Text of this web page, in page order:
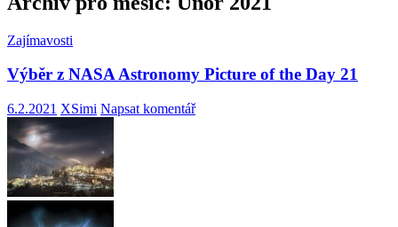
Zajímavosti
Výběr z NASA Astronomy Picture of the Day 21
6.2.2021 XSimi Napsat komentář